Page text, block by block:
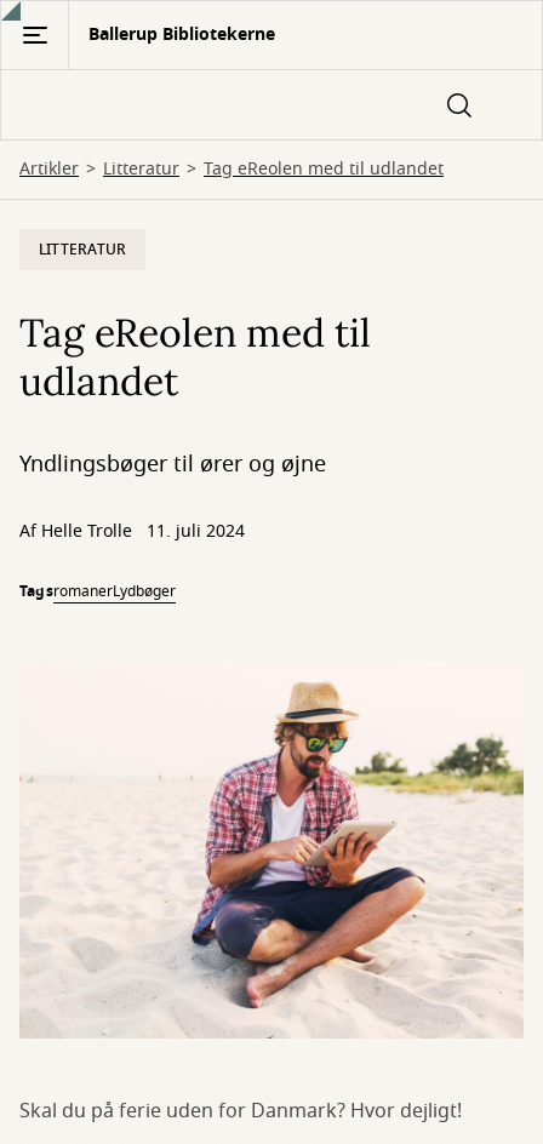
Gå
hovedindhold
Ballerup Bibliotekerne
Artikler Litteratur Tag eReolen med til udlandet
LITTERATUR
Tag eReolen med til
udlandet
Yndlingsbøger til ører og øjne
Af Helle Trolle 11. juli 2024
TagsromanerLydbøger
Skal du på ferie uden for Danmark? Hvor dejligt!